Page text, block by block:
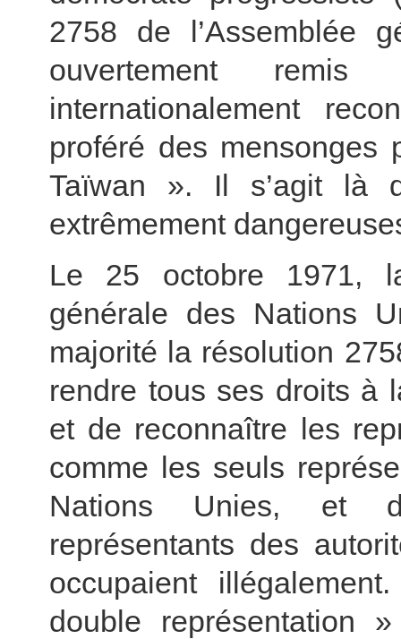
2758 de l’Assemblée
ouvertement
internationalement
proféré des mensonges
Taïwan ». Il s’agit là
extrêmement
Le 25 octobre 1971,
générale des Nations
majorité la résolution
rendre tous ses droits à
et de reconnaître les
comme les seuls
Nations Unies, et
représentants des
occupaient
double représentation